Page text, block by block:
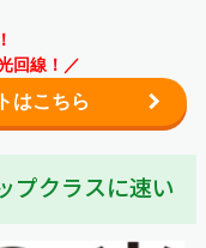
回線！／
はこちら
プクラスに速い